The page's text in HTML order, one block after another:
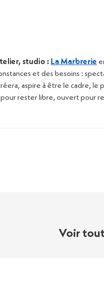
studio : La Marbrerie
et des besoins :
aspire à être le cadre, le
rester libre, ouvert pour
Voir